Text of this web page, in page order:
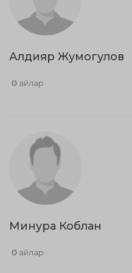
Алдияр Жумогулов
0 айлар
Минура Коблан
0 айлар